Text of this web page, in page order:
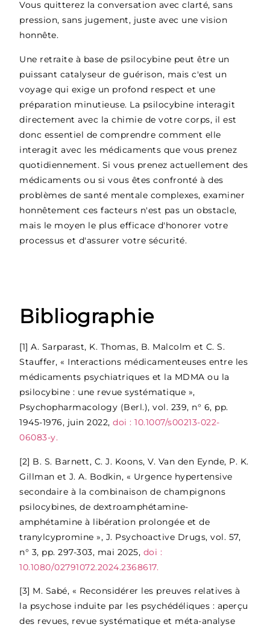
Vous quitterez la conversation avec clarté, sans
pression, sans jugement, juste avec une vision
honnête.
Une retraite à base de psilocybine peut être un
puissant catalyseur de guérison, mais c'est un
voyage qui exige un profond respect et une
préparation minutieuse. La psilocybine interagit
directement avec la chimie de votre corps, il est
donc essentiel de comprendre comment elle
interagit avec les médicaments que vous prenez
quotidiennement. Si vous prenez actuellement des
médicaments ou si vous êtes confronté à des
problèmes de santé mentale complexes, examiner
honnêtement ces facteurs n'est pas un obstacle,
mais le moyen le plus efficace d'honorer votre
processus et d'assurer votre sécurité.
Bibliographie
[1] A. Sarparast, K. Thomas, B. Malcolm et C. S.
Stauffer, « Interactions médicamenteuses entre les
médicaments psychiatriques et la MDMA ou la
psilocybine : une revue systématique »,
Psychopharmacology (Berl.), vol. 239, n° 6, pp.
1945-1976, juin 2022,doi : 10.1007/s00213-022-
06083-y.
[2] B. S. Barnett, C. J. Koons, V. Van den Eynde, P. K.
Gillman et J. A. Bodkin, « Urgence hypertensive
secondaire à la combinaison de champignons
psilocybines, de dextroamphétamine-
amphétamine à libération prolongée et de
tranylcypromine », J. Psychoactive Drugs, vol. 57,
n° 3, pp. 297-303, mai 2025, doi :
10.1080/02791072.2024.2368617.
[3] M. Sabé, « Reconsidérer les preuves relatives à
la psychose induite par les psychédéliques : aperçu
des revues, revue systématique et méta-analyse